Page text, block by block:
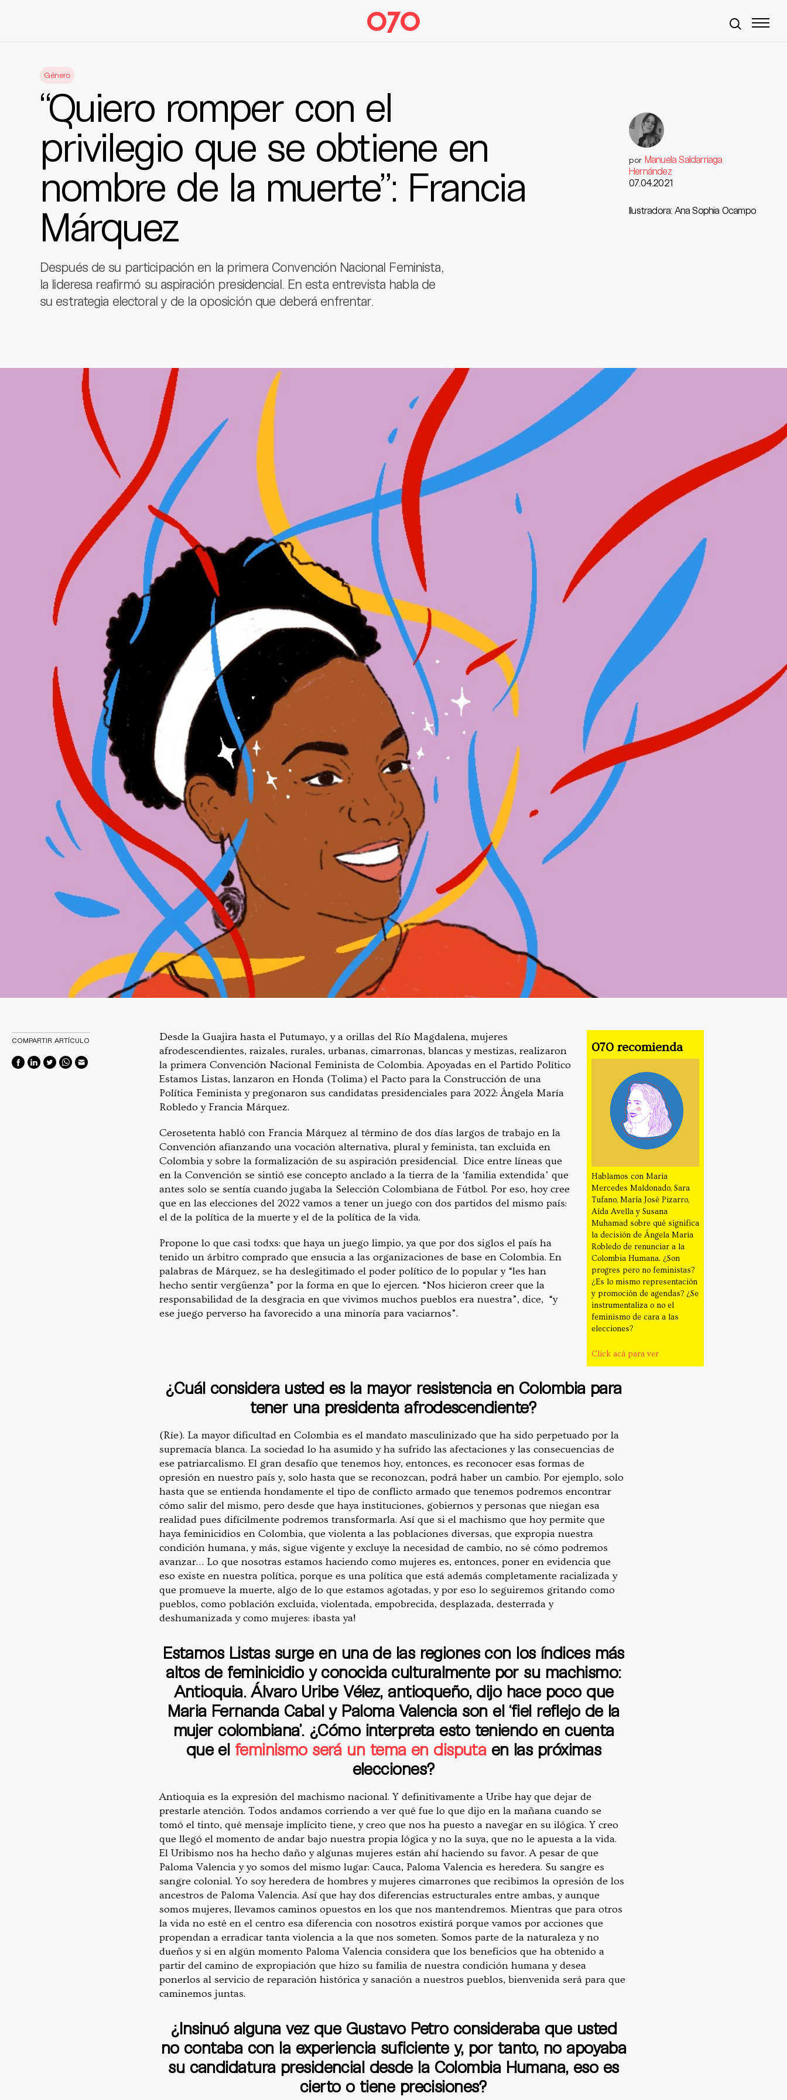
Género
“Quiero romper con el
privilegio que se obtiene en
nombre de la muerte”: Francia
Márquez
Después de su participación en la primera Convención Nacional Feminista,
la lideresa reafirmó su aspiración presidencial. En esta entrevista habla de
su estrategia electoral y de la oposición que deberá enfrentar.
por Manuela Saldarriaga
Hernández
07.04.2021
Ilustradora: Ana Sophia Ocampo
070 recomienda
Hablamos con María
Mercedes Maldonado, Sara
Tufano, María José Pizarro,
Aída Avella y Susana
Muhamad sobre qué significa
la decisión de Ángela María
Robledo de renunciar a la
Colombia Humana. ¿Son
progres pero no feministas?
¿Es lo mismo representación
y promoción de agendas? ¿Se
instrumentaliza o no el
feminismo de cara a las
elecciones?
Click acá para ver
Desde la Guajira hasta el Putumayo, y a orillas del Río Magdalena, mujeres
afrodescendientes, raizales, rurales, urbanas, cimarronas, blancas y mestizas, realizaron
la primera Convención Nacional Feminista de Colombia. Apoyadas en el Partido Político
Estamos Listas, lanzaron en Honda (Tolima) el Pacto para la Construcción de una
Política Feminista y pregonaron sus candidatas presidenciales para 2022: Ángela María
Robledo y Francia Márquez.
Cerosetenta habló con Francia Márquez al término de dos días largos de trabajo en la
Convención afianzando una vocación alternativa, plural y feminista, tan excluida en
Colombia y sobre la formalización de su aspiración presidencial. Dice entre líneas que
en la Convención se sintió ese concepto anclado a la tierra de la ‘familia extendida’ que
antes solo se sentía cuando jugaba la Selección Colombiana de Fútbol. Por eso, hoy cree
que en las elecciones del 2022 vamos a tener un juego con dos partidos del mismo país:
el de la política de la muerte y el de la política de la vida.
Propone lo que casi todxs: que haya un juego limpio, ya que por dos siglos el país ha
tenido un árbitro comprado que ensucia a las organizaciones de base en Colombia. En
palabras de Márquez, se ha deslegitimado el poder político de lo popular y “les han
hecho sentir vergüenza” por la forma en que lo ejercen. “Nos hicieron creer que la
responsabilidad de la desgracia en que vivimos muchos pueblos era nuestra”, dice, “y
ese juego perverso ha favorecido a una minoría para vaciarnos”.
¿Cuál considera usted es la mayor resistencia en Colombia para
tener una presidenta afrodescendiente?
(Ríe). La mayor dificultad en Colombia es el mandato masculinizado que ha sido perpetuado por la
supremacía blanca. La sociedad lo ha asumido y ha sufrido las afectaciones y las consecuencias de
ese patriarcalismo. El gran desafío que tenemos hoy, entonces, es reconocer esas formas de
opresión en nuestro país y, solo hasta que se reconozcan, podrá haber un cambio. Por ejemplo, solo
hasta que se entienda hondamente el tipo de conflicto armado que tenemos podremos encontrar
cómo salir del mismo, pero desde que haya instituciones, gobiernos y personas que niegan esa
realidad pues difícilmente podremos transformarla. Así que si el machismo que hoy permite que
haya feminicidios en Colombia, que violenta a las poblaciones diversas, que expropia nuestra
condición humana, y más, sigue vigente y excluye la necesidad de cambio, no sé cómo podremos
avanzar… Lo que nosotras estamos haciendo como mujeres es, entonces, poner en evidencia que
eso existe en nuestra política, porque es una política que está además completamente racializada y
que promueve la muerte, algo de lo que estamos agotadas, y por eso lo seguiremos gritando como
pueblos, como población excluida, violentada, empobrecida, desplazada, desterrada y
deshumanizada y como mujeres: ¡basta ya!
Estamos Listas surge en una de las regiones con los índices más
altos de feminicidio y conocida culturalmente por su machismo:
Antioquia. Álvaro Uribe Vélez, antioqueño, dijo hace poco que
Maria Fernanda Cabal y Paloma Valencia son el ‘fiel reflejo de la
mujer colombiana’. ¿Cómo interpreta esto teniendo en cuenta
que el feminismo será un tema en disputaen las próximas
elecciones?
Antioquia es la expresión del machismo nacional. Y definitivamente a Uribe hay que dejar de
prestarle atención. Todos andamos corriendo a ver qué fue lo que dijo en la mañana cuando se
tomó el tinto, qué mensaje implícito tiene, y creo que nos ha puesto a navegar en su ilógica. Y creo
que llegó el momento de andar bajo nuestra propia lógica y no la suya, que no le apuesta a la vida.
El Uribismo nos ha hecho daño y algunas mujeres están ahí haciendo su favor. A pesar de que
Paloma Valencia y yo somos del mismo lugar: Cauca, Paloma Valencia es heredera. Su sangre es
sangre colonial. Yo soy heredera de hombres y mujeres cimarrones que recibimos la opresión de los
ancestros de Paloma Valencia. Así que hay dos diferencias estructurales entre ambas, y aunque
somos mujeres, llevamos caminos opuestos en los que nos mantendremos. Mientras que para otros
la vida no esté en el centro esa diferencia con nosotros existirá porque vamos por acciones que
propendan a erradicar tanta violencia a la que nos someten. Somos parte de la naturaleza y no
dueños y si en algún momento Paloma Valencia considera que los beneficios que ha obtenido a
partir del camino de expropiación que hizo su familia de nuestra condición humana y desea
ponerlos al servicio de reparación histórica y sanación a nuestros pueblos, bienvenida será para que
caminemos juntas.
¿Insinuó alguna vez que Gustavo Petro consideraba que usted
no contaba con la experiencia suficiente y, por tanto, no apoyaba
su candidatura presidencial desde la Colombia Humana, eso es
cierto o tiene precisiones?
COMPARTIR ARTÍCULO